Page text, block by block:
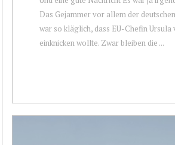
Das Gejammer vor allem der
war so kläglich, dass EU-Chefin Ursula
einknicken wollte. Zwar bleiben die ...